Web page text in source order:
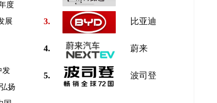
度
展
发
扬
3. 比亚迪
4. 蔚来
5. 波司登